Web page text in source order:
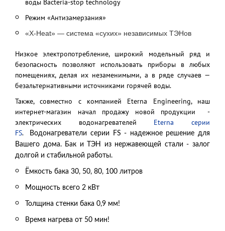
воды Bacteria-stop technology
Режим «Антизамерзания»
«X-Heat» — система «сухих» независимых ТЭНов
Низкое электропотребление, широкий модельный ряд и
безопасность позволяют использовать приборы в любых
помещениях, делая их незаменимыми, а в ряде случаев —
безальтернативными источниками горячей воды.
Также, совместно с компанией Eterna Engineering, наш
интернет-магазин начал продажу новой продукции -
электрических водонагревателей Eterna серии
FS.
Водонагреватели серии FS - надежное решение для
Вашего дома. Бак и ТЭН из нержавеющей стали - залог
долгой и стабильной работы.
Ёмкость бака 30, 50, 80, 100 литров
Мощность всего 2 кВт
Толщина стенки бака 0,9 мм!
Время нагрева от 50 мин!